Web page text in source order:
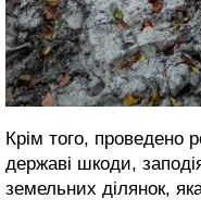
Крім того, проведено
державі шкоди,
земельних ділянок,